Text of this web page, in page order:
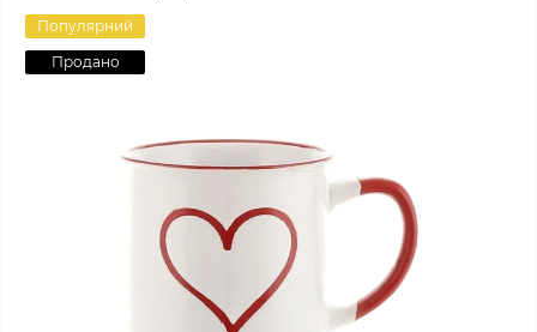
Популярний
Продано